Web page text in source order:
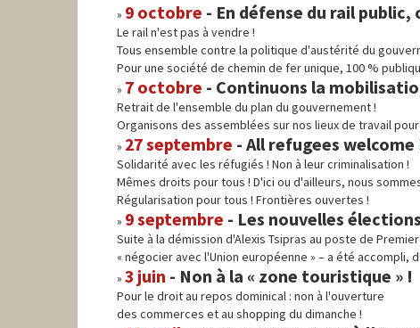
9 octobre - En défense du rail
Le rail n'est pas à vendre !
Tous ensemble contre la politique d'austérité du
Pour une société de chemin de fer unique, 100 %
7 octobre - Continuons la
Retrait de l'ensemble du plan du gouvernement !
Organisons des assemblées sur nos lieux de travail
27 septembre - All refugees welcome
Solidarité avec les réfugiés ! Non à leur criminalisation !
Mêmes droits pour tous ! D'ici ou d'ailleurs, nous
Régularisation pour tous ! Frontières ouvertes !
9 septembre - Les nouvelles
Suite à la démission d'Alexis Tsipras au poste de
« négocier avec l'Union européenne » – a été
3 juin - Non à la « zone touristique » !
Pour le droit au repos dominical : non à l'ouverture
des commerces et au shopping du dimanche !